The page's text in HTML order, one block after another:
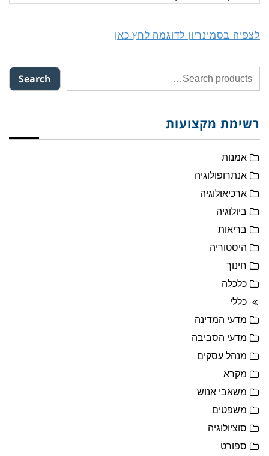
לצפיה בסמינריון לדוגמה לחץ כאן
Search
רשימת מקצועות
אמנות
אנתרופולוגיה
ארכיאולוגיה
ביולוגיה
בריאות
היסטוריה
חינוך
כלכלה
כללי
מדעי המדינה
מדעי הסביבה
מנהל עסקים
מקרא
משאבי אנוש
משפטים
סוציולוגיה
ספורט